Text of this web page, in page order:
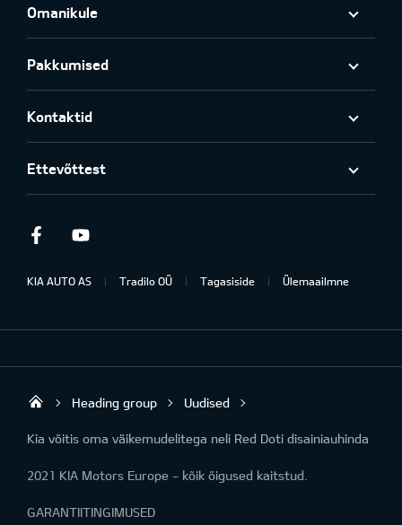
Omanikule
Pakkumised
Kontaktid
Ettevõttest
Facebook
KIA AUTO AS Tradilo OÜ Tagasiside Ülemaailmne
Tradilo OÜ
Heading group Uudised
Kia võitis oma väikemudelitega neli Red Doti disainiauhinda
2021 KIA Motors Europe - kõik õigused kaitstud.
GARANTIITINGIMUSED